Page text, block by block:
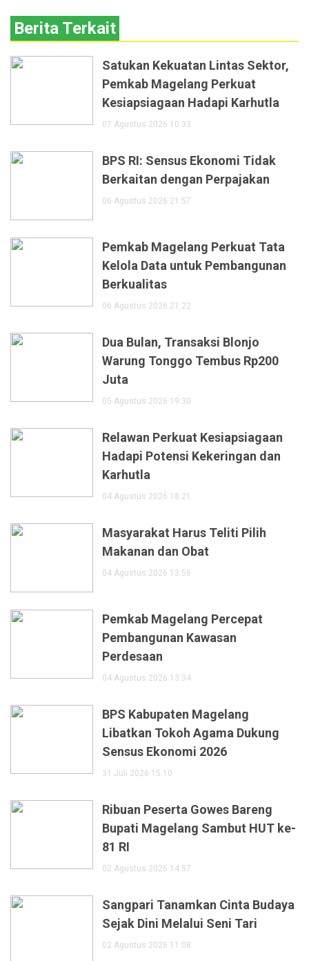
Berita Terkait
Satukan Kekuatan Lintas Sektor,
Pemkab Magelang Perkuat
Kesiapsiagaan Hadapi Karhutla
07 Agustus 2026 10:33
BPS RI: Sensus Ekonomi Tidak
Berkaitan dengan Perpajakan
06 Agustus 2026 21:57
Pemkab Magelang Perkuat Tata
Kelola Data untuk Pembangunan
Berkualitas
06 Agustus 2026 21:22
Dua Bulan, Transaksi Blonjo
Warung Tonggo Tembus Rp200
Juta
05 Agustus 2026 19:30
Relawan Perkuat Kesiapsiagaan
Hadapi Potensi Kekeringan dan
Karhutla
04 Agustus 2026 18:21
Masyarakat Harus Teliti Pilih
Makanan dan Obat
04 Agustus 2026 13:56
Pemkab Magelang Percepat
Pembangunan Kawasan
Perdesaan
04 Agustus 2026 13:34
BPS Kabupaten Magelang
Libatkan Tokoh Agama Dukung
Sensus Ekonomi 2026
31 Juli 2026 15:10
Ribuan Peserta Gowes Bareng
Bupati Magelang Sambut HUT ke-
81 RI
02 Agustus 2026 14:57
Sangpari Tanamkan Cinta Budaya
Sejak Dini Melalui Seni Tari
02 Agustus 2026 11:08